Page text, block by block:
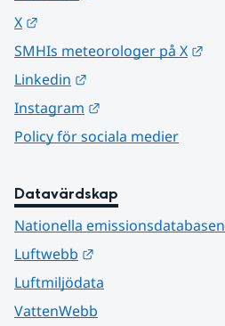
X
SMHIs meteorologer på X
Linkedin
Instagram
Policy för sociala medier
Datavärdskap
Nationella emissionsdatabasen
Luftwebb
Luftmiljödata
VattenWebb